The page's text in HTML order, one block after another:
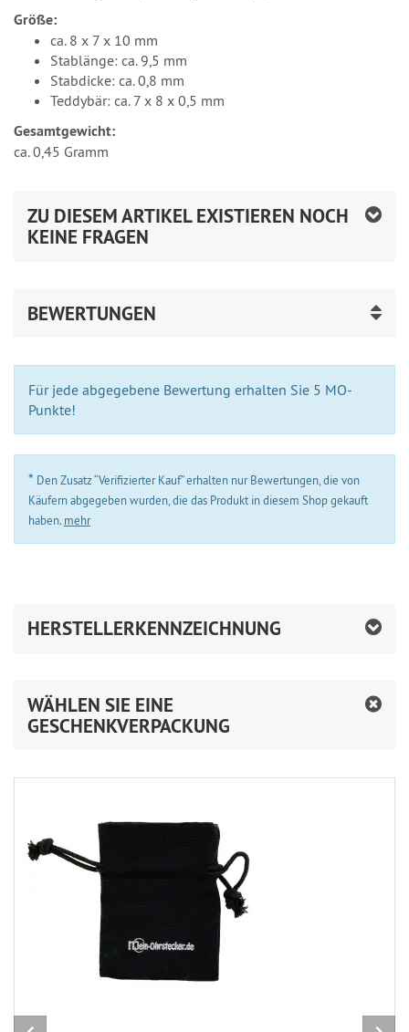
Größe:
ca. 8 x 7 x 10 mm
Stablänge: ca. 9,5 mm
Stabdicke: ca. 0,8 mm
Teddybär: ca. 7 x 8 x 0,5 mm
Gesamtgewicht:
ca. 0,45 Gramm
ZU DIESEM ARTIKEL EXISTIEREN NOCH
KEINE FRAGEN
BEWERTUNGEN
Für jede abgegebene Bewertung erhalten Sie 5 MO-
Punkte!
* Den Zusatz “Verifizierter Kauf” erhalten nur Bewertungen, die von
Käufern abgegeben wurden, die das Produkt in diesem Shop gekauft
haben. mehr
HERSTELLERKENNZEICHNUNG
WÄHLEN SIE EINE
GESCHENKVERPACKUNG